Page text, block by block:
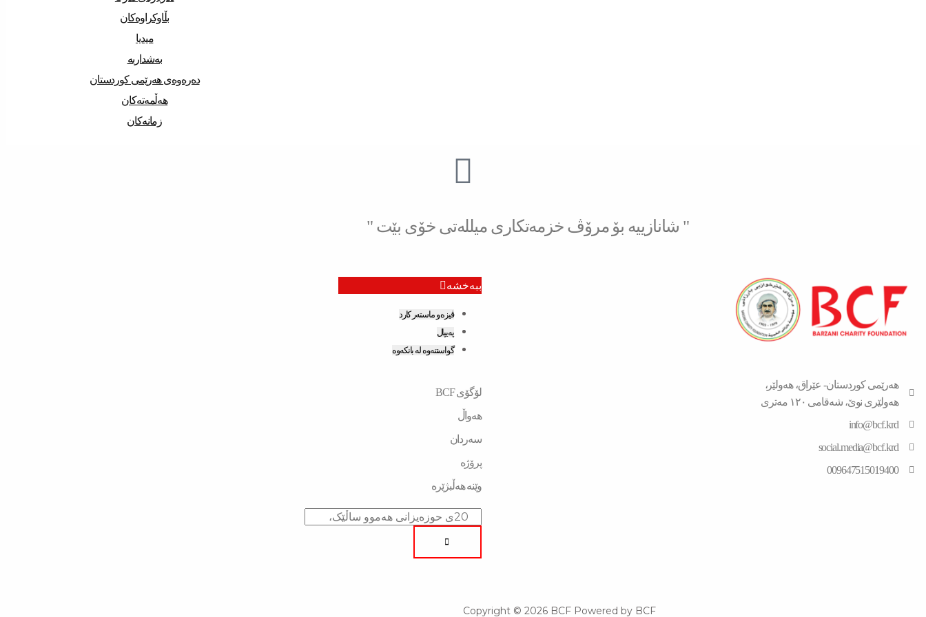
بڵاوکراوەکان
میدیا
بەشداربە
دەرەوەی هەرێمی کوردستان
هەڵمەتەکان
زمانەکان
" شانازییه بۆ مرۆڤ خزمەتكاری میللەتی خۆی بێت "
هەرێمی کوردستان- عێراق، هەولێر،
هەولێری نوێ، شەقامی ١٢٠ مەتری
info@bcf.krd
social.media@bcf.krd
009647515019400
ببەخشە
ڤیزە و ماستەر کارد
پەیپال
گواستنەوە لە بانکەوە
لۆگۆی BCF
هەواڵ
سەردان
پرۆژە
وێنە هەڵبژێرە
Search
Copyright © 2026 BCF Powered by BCF